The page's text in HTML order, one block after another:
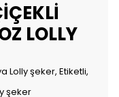
LOLLY
Lolly şeker, Etiketli,
şeker